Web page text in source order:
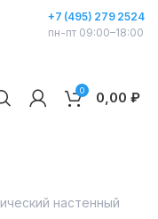
+7 (495) 279 2524
пн-пт 09:00–18:00
0 0,00 ₽
настенный